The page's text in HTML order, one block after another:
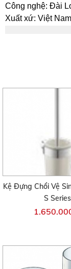
Công nghệ: Đài
Xuất xứ: Việt Nam
Kệ Đựng Chổi Vệ
S Series